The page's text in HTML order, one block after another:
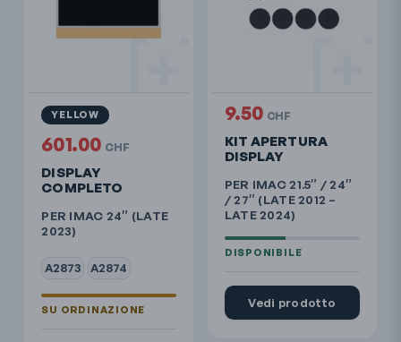
DISPLAY
COMPLETO
PER IMAC 24″ (LATE
2023)
A2873 A2874
YELLOW
601.00 CHF
KIT APERTURA
DISPLAY
PER IMAC 21.5″ / 24″
/ 27″ (LATE 2012 –
LATE 2024)
9.50 CHF
Vedi prodotto